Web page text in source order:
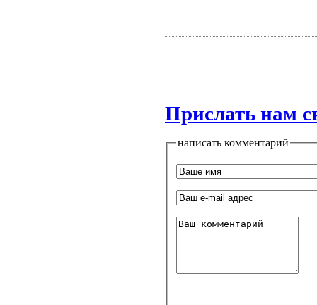
Прислать нам
написать комментарий